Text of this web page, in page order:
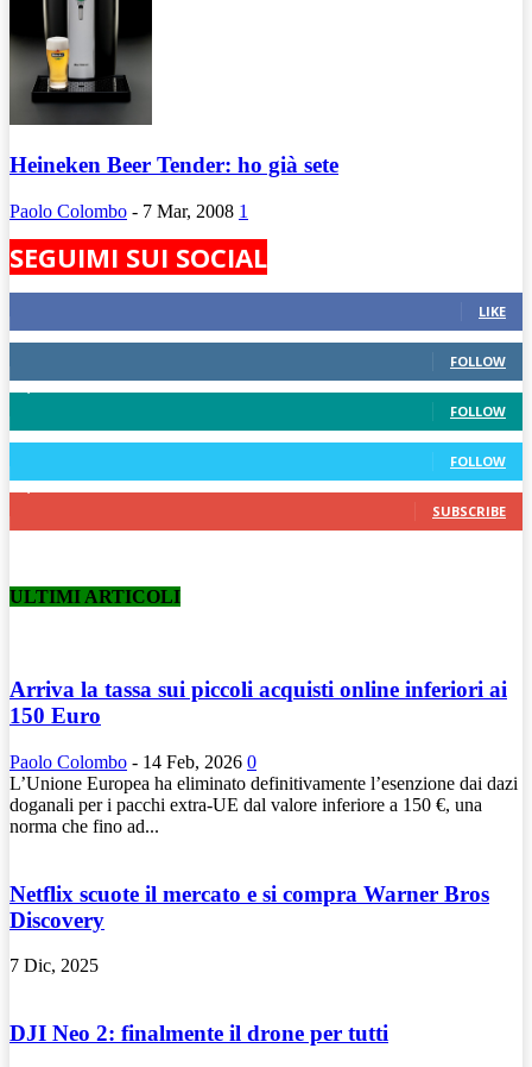
Heineken Beer Tender: ho già sete
Paolo Colombo - 7 Mar, 2008 1
SEGUIMI SUI SOCIAL
LIKE
FOLLOW
FOLLOW
FOLLOW
SUBSCRIBE
ULTIMI ARTICOLI
Arriva la tassa sui piccoli acquisti online inferiori ai
150 Euro
Paolo Colombo - 14 Feb, 2026 0
L’Unione Europea ha eliminato definitivamente l’esenzione dai dazi
doganali per i pacchi extra-UE dal valore inferiore a 150 €, una
norma che fino ad...
Netflix scuote il mercato e si compra Warner Bros
Discovery
7 Dic, 2025
DJI Neo 2: finalmente il drone per tutti